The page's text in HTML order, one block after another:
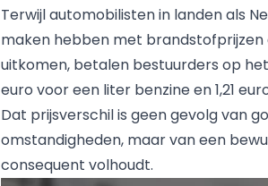
Terwijl automobilisten in landen als
maken hebben met
uitkomen, betalen bestuurders op
euro voor een liter benzine en 1,21
Dat prijsverschil is geen gevolg van
omstandigheden, maar van een
consequent volhoudt.